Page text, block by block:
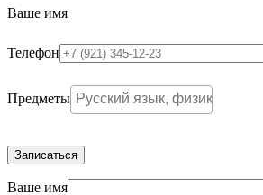
Ваше имя
Телефон
Предметы
Ваше имя